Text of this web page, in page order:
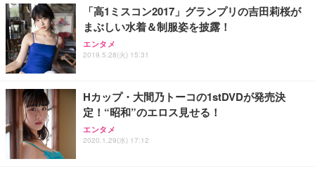
務用 おしゃれ パソコンチェア (ブラック)
Sezlife オフィスチェア デスクチェア 疲れない テレ
ワーク チェア 強化バックレスト 30度ロッキング機
能 人間工学 椅子 腰サポート 90度跳ね上げ式アーム
務用 おしゃれ パソコンチェア (ホワイト)
ANDWINT オフィスチェア デスクチェア 肘なし メ
ッシュ 通気性 ランバーサポート付き 腰サポート ガ
ス圧無段階昇降 360度回転 キャスター付き コンパク
【整備済み品】Dell E2724HS 27インチ 液晶モニタ
ー フルHD（1920×1080）VA 非光沢 HDMI/DisplayP
ort/VGA スピーカー内蔵 高さ調整 スイベル VESA対
【MiniLED/24.5inch/280Hz/FHD】GRAPHT THE S
HOOTER Gaming Monitor 24” Essential ゲーミン
グモニター QD 24.5インチ 1ms FHD 量子ドット 残
Smart Basic(スマートベーシック) 【Amazon.co.jp
限定】 Smart Basic アイリスオーヤマ ペットシーツ
超厚型 お徳用 ワイド 100枚入 (x 1) (ケース販売)
アイリスオーヤマ ペットシーツ 超厚型 お徳用 レギ
ュラー 200枚入【Amazon.co.jp限定】
「高1ミスコン2017」グランプリの吉田莉桜が
まぶしい水着＆制服姿を披露！
エンタメ
2019.5.28(火) 15:31
Hカップ・大間乃トーコの1stDVDが発売決
定！“昭和”のエロス見せる！
エンタメ
2020.1.29(水) 17:12